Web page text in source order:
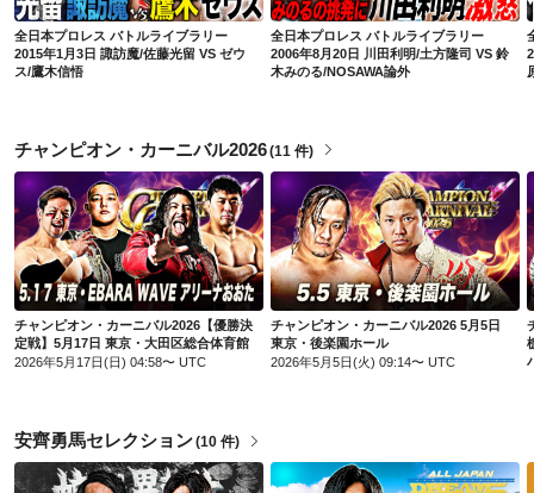
全日本プロレス バトルライブラリー
2015年1月3日 諏訪魔/佐藤光留 VS ゼウ
ス/鷹木信悟
全日本プロレス バトルライブラリー
2006年8月20日 川田利明/土方隆司 VS 鈴
木みのる/NOSAWA論外
チャンピオン・カーニバル2026(11 件)
チャンピオン・カーニバル2026【優勝決定戦】5月17日 東京・大田区総合体育館
チャンピオン・カーニバル2026【優勝決
定戦】5月17日 東京・大田区総合体育館
2026年5月17日(日) 04:58〜 UTC
チャンピオン・カーニバル2026 5月5日 東京・後楽園ホール
チャンピオン・カーニバル2026 5月5日
東京・後楽園ホール
2026年5月5日(火) 09:14〜 UTC
安齊勇馬セレクション(10 件)